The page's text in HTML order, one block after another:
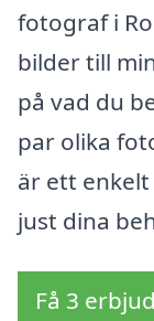
fotograf i
bilder till
på vad du
par olika
är ett
just dina
Få 3